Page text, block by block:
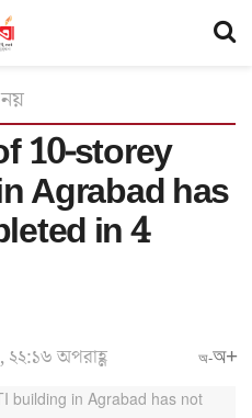
10-storey
Agrabad has
in 4
২২:১৬ অপরাহ্ণ অ-অ+